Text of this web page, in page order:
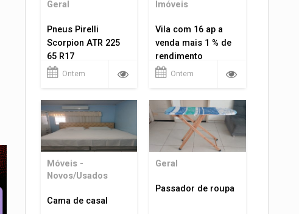
Geral
Pneus Pirelli
Scorpion ATR 225
65 R17
Ontem
Imóveis
Vila com 16 ap a
venda mais 1 % de
rendimento
Ontem
Móveis -
Novos/Usados
Cama de casal
Geral
Passador de roupa